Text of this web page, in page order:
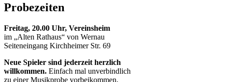
Probezeiten
Freitag, 20.00 Uhr, Vereinsheim
im „Alten Rathaus“ von Wernau
Seiteneingang Kirchheimer Str. 69
Neue Spieler sind jederzeit herzlich
willkommen. Einfach mal unverbindlich
zu einer Musikprobe vorbeikommen.